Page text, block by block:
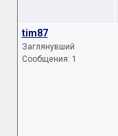
tim87
Заглянувший
Сообщения: 1